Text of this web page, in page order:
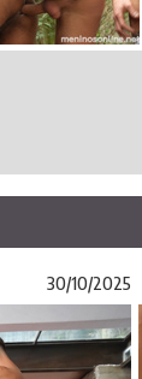
30/10/2025